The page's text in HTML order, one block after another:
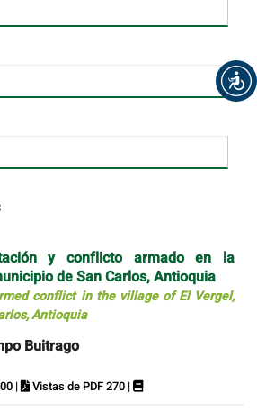
y conflicto armado en la
de San Carlos, Antioquia
conflict in the village of El Vergel,
Antioquia
Buitrago
| Vistas de PDF 270 |